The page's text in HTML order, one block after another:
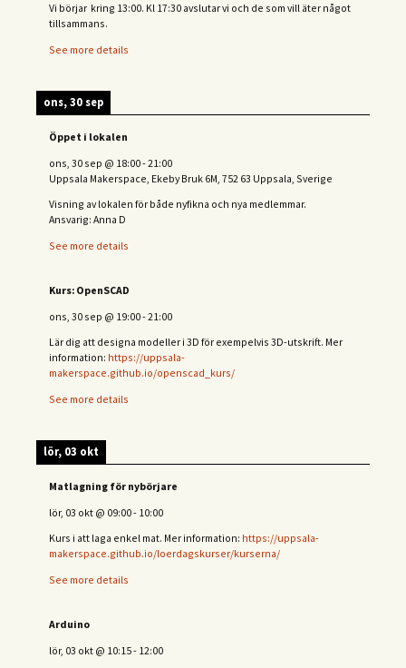
Vi börjar kring 13:00. Kl 17:30 avslutar vi och de som vill äter något
tillsammans.
See more details
ons, 30 sep
Öppet i lokalen
ons, 30 sep @ 18:00-21:00
Uppsala Makerspace, Ekeby Bruk 6M, 752 63 Uppsala, Sverige
Visning av lokalen för både nyfikna och nya medlemmar.
Ansvarig: Anna D
See more details
Kurs: OpenSCAD
ons, 30 sep @ 19:00-21:00
Lär dig att designa modeller i 3D för exempelvis 3D-utskrift. Mer
information: https://uppsala-
makerspace.github.io/openscad_kurs/
See more details
lör, 03 okt
Matlagning för nybörjare
lör, 03 okt @ 09:00- 10:00
Kurs i att laga enkel mat. Mer information: https://uppsala-
makerspace.github.io/loerdagskurser/kurserna/
See more details
Arduino
lör, 03 okt @ 10:15- 12:00